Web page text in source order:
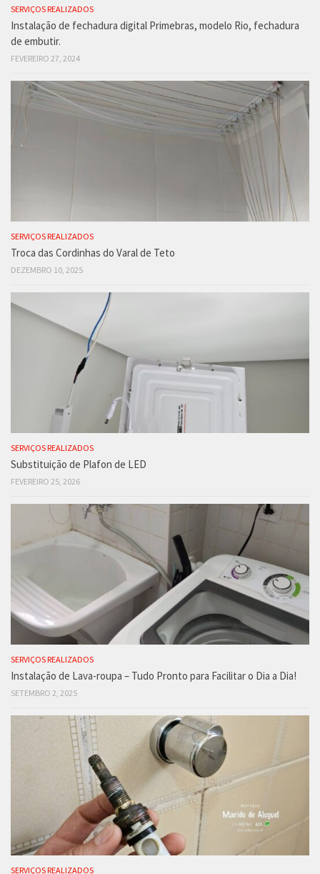
SERVIÇOS REALIZADOS
Instalação de fechadura digital Primebras, modelo Rio, fechadura
de embutir.
FEVEREIRO 27, 2024
SERVIÇOS REALIZADOS
Troca das Cordinhas do Varal de Teto
DEZEMBRO 10, 2025
SERVIÇOS REALIZADOS
Substituição de Plafon de LED
FEVEREIRO 25, 2026
SERVIÇOS REALIZADOS
Instalação de Lava-roupa – Tudo Pronto para Facilitar o Dia a Dia!
SETEMBRO 2, 2025
SERVIÇOS REALIZADOS